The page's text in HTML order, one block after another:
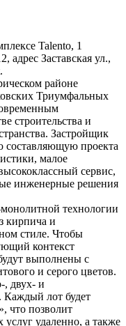
Talento, 1
адрес Заставская ул.,
районе
Триумфальных
строительства и
Застройщик
составляющую проекта
малое
сервис,
инженерные решения
технологии
кирпича и
стиле. Чтобы
контекст
выполнены с
и серого цветов.
, двух- и
Каждый лот будет
что позволит
удаленно, а также